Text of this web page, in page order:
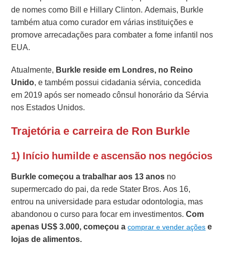
de nomes como Bill e Hillary Clinton. Ademais, Burkle
também atua como curador em várias instituições e
promove arrecadações para combater a fome infantil nos
EUA.
Atualmente, Burkle reside em Londres, no Reino
Unido, e também possui cidadania sérvia, concedida
em 2019 após ser nomeado cônsul honorário da Sérvia
nos Estados Unidos.
Trajetória e carreira de Ron Burkle
1) Início humilde e ascensão nos negócios
Burkle começou a trabalhar aos 13 anos no
supermercado do pai, da rede Stater Bros. Aos 16,
entrou na universidade para estudar odontologia, mas
abandonou o curso para focar em investimentos.Com
apenas US$ 3.000, começou acomprar e vender ações e
lojas de alimentos.